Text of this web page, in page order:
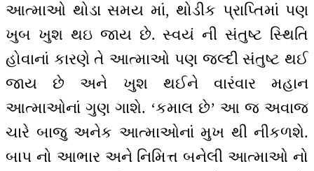
આત્માઓ થોડા સમય માં, થોડીક પ્રાપ્તિમાં પણ
ખુબ ખુશ થઇ જાય છે. સ્વયં ની સંતુષ્ટ સ્થિતિ
હોવાનાં કારણે તે આત્માઓ પણ જલ્દી સંતુષ્ટ થઈ
જાય છે અને ખુશ થઈને વારંવાર મહાન
આત્માઓનાં ગુણ ગાશે. ‘કમાલ છે’ આ જ અવાજ
ચારે બાજુ અનેક આત્માઓનાં મુખ થી નીકળશે.
બાપ નો આભાર અને નિમિત્ત બનેલી આત્માઓ નો